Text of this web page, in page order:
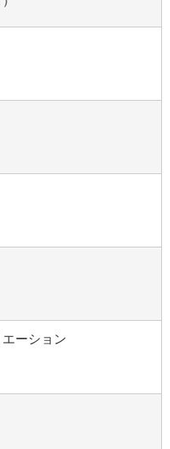
エーション